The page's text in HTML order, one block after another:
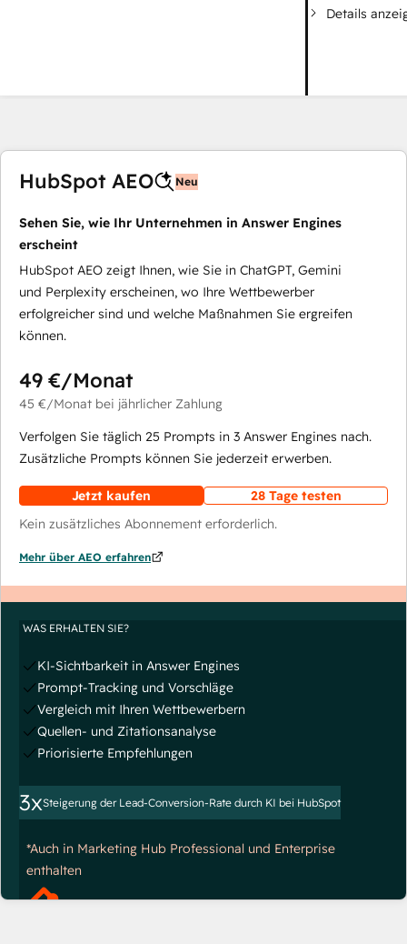
Details
HubSpot AEO Neu
Sehen Sie, wie Ihr Unternehmen in Answer Engines
erscheint
HubSpot AEO zeigt Ihnen, wie Sie in ChatGPT, Gemini
und Perplexity erscheinen, wo Ihre Wettbewerber
erfolgreicher sind und welche Maßnahmen Sie ergreifen
können.
49 €/Monat
45 €/Monat bei jährlicher Zahlung
Verfolgen Sie täglich 25 Prompts in 3 Answer Engines nach.
Zusätzliche Prompts können Sie jederzeit erwerben.
Jetzt kaufen
28 Tage testen
Kein zusätzliches Abonnement erforderlich.
Mehr über AEO erfahren
WAS ERHALTEN SIE?
KI-Sichtbarkeit in Answer Engines
Prompt-Tracking und Vorschläge
Vergleich mit Ihren Wettbewerbern
Quellen- und Zitationsanalyse
Priorisierte Empfehlungen
3xSteigerung der Lead-Conversion-Rate durch KI bei HubSpot
*Auch in Marketing Hub Professional und Enterprise
enthalten